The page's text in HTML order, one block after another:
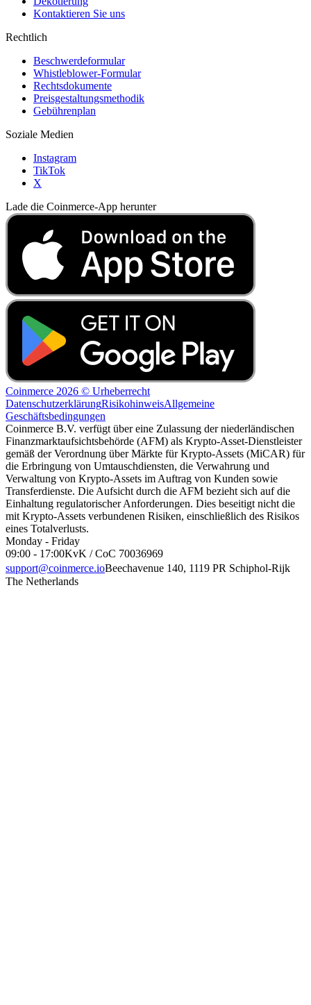
Kontaktieren Sie uns
Rechtlich
Beschwerdeformular
Whistleblower-Formular
Rechtsdokumente
Preisgestaltungsmethodik
Gebührenplan
Soziale Medien
Instagram
TikTok
X
Lade die Coinmerce-App herunter
Coinmerce 2026 © Urheberrecht
DatenschutzerklärungRisikohinweisAllgemeine
Geschäftsbedingungen
Coinmerce B.V. verfügt über eine Zulassung der niederländischen
Finanzmarktaufsichtsbehörde (AFM) als Krypto-Asset-Dienstleister
gemäß der Verordnung über Märkte für Krypto-Assets (MiCAR) für
die Erbringung von Umtauschdiensten, die Verwahrung und
Verwaltung von Krypto-Assets im Auftrag von Kunden sowie
Transferdienste. Die Aufsicht durch die AFM bezieht sich auf die
Einhaltung regulatorischer Anforderungen. Dies beseitigt nicht die
mit Krypto-Assets verbundenen Risiken, einschließlich des Risikos
eines Totalverlusts.
Monday - Friday
09:00 - 17:00KvK / CoC 70036969
support@coinmerce.ioBeechavenue 140, 1119 PR Schiphol-Rijk
The Netherlands